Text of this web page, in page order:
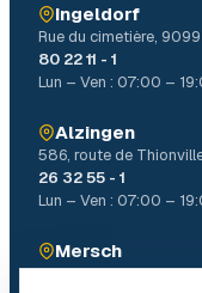
Ingeldorf
Rue du cimetière,
80 22 11 - 1
Lun – Ven : 07:00 –
Alzingen
586, route de
26 32 55 - 1
Lun – Ven : 07:00 –
Mersch
4, Allée John W.